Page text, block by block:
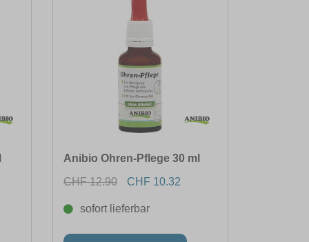
Anibio Ohren-Pflege 30 ml
CHF 12.90
CHF 10.32
sofort lieferbar